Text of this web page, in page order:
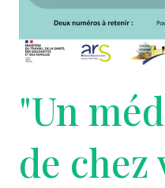
"Un
de chez